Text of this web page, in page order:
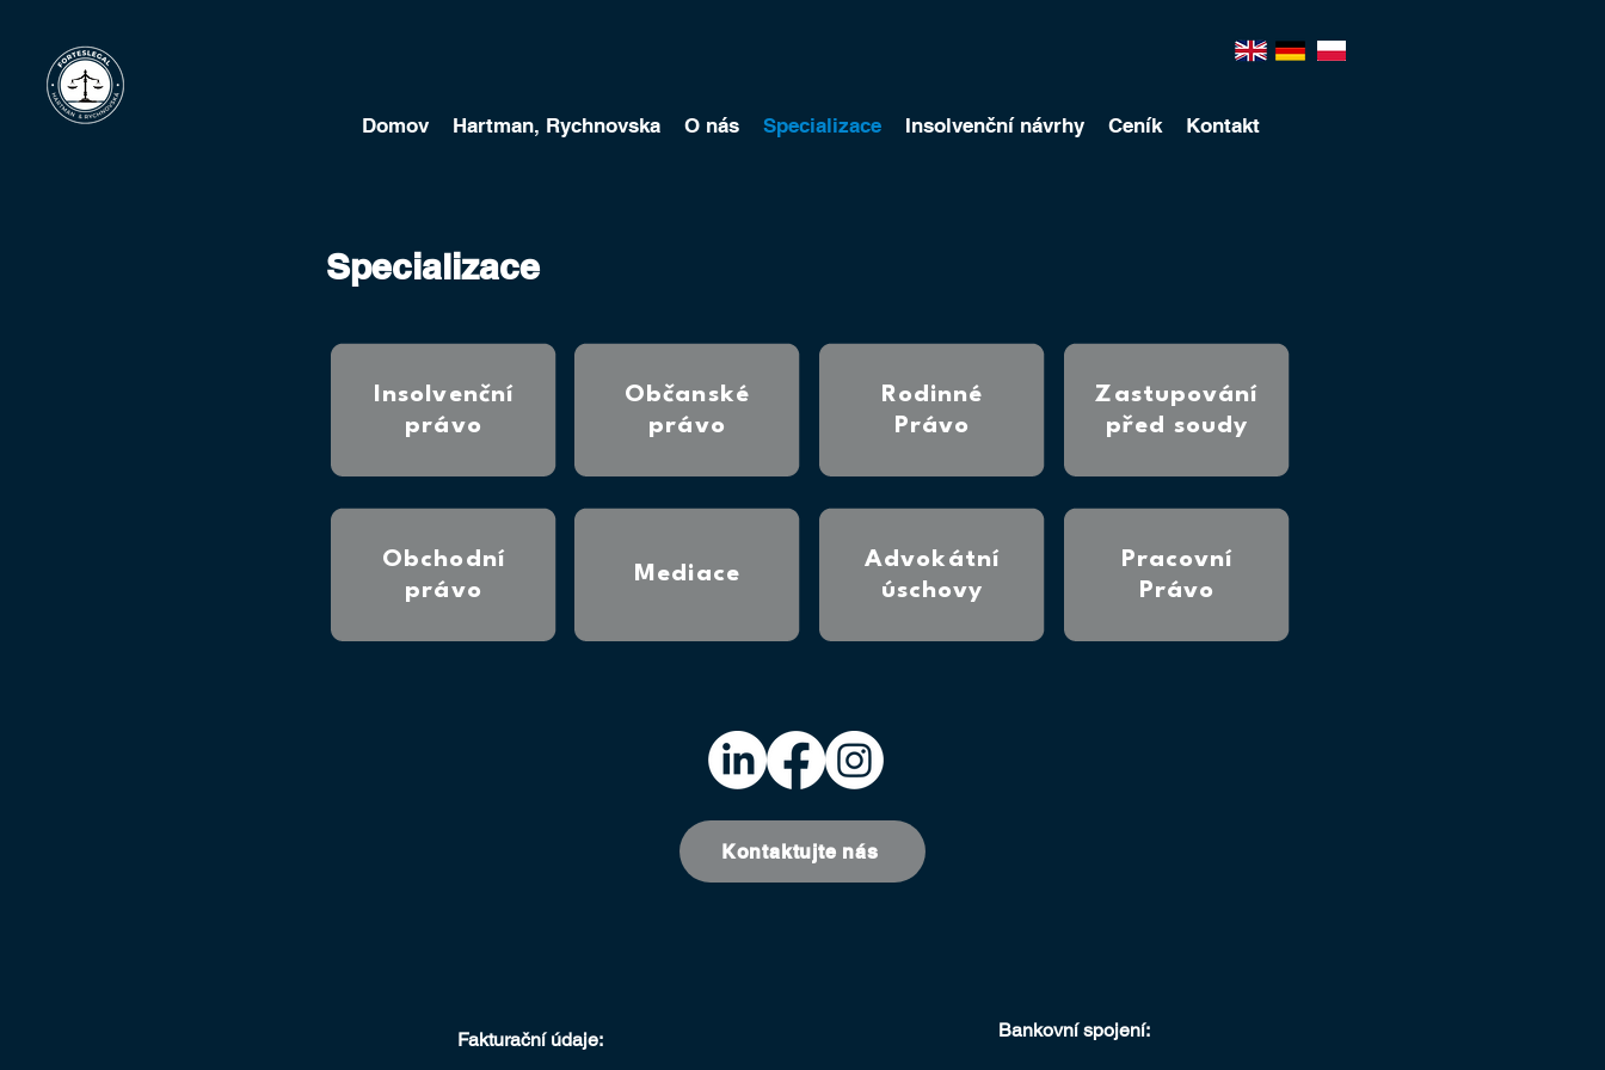
Domov Hartman, Rychnovska O nás Specializace Insolvenční návrhy Ceník Kontakt
Specializace
Insolvenční
právo
Občanské
právo
Rodinné
Právo
Zastupování
před soudy
Obchodní
právo
Mediace
Advokátní
úschovy
Pracovní
Právo
Kontaktujte nás
Fakturační údaje: Bankovní spojení: